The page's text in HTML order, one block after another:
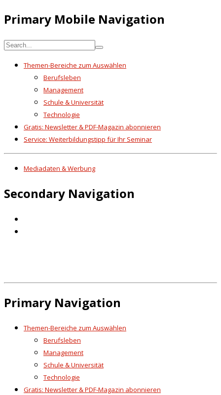
Primary Mobile Navigation
Themen-Bereiche zum Auswählen
Berufsleben
Management
Schule & Universität
Technologie
Gratis: Newsletter & PDF-Magazin abonnieren
Service: Weiterbildungstipp für Ihr Seminar
Mediadaten & Werbung
Secondary Navigation
Primary Navigation
Themen-Bereiche zum Auswählen
Berufsleben
Management
Schule & Universität
Technologie
Gratis: Newsletter & PDF-Magazin abonnieren